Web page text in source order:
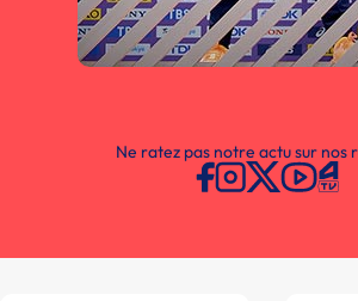
Ne ratez pas notre actu sur nos